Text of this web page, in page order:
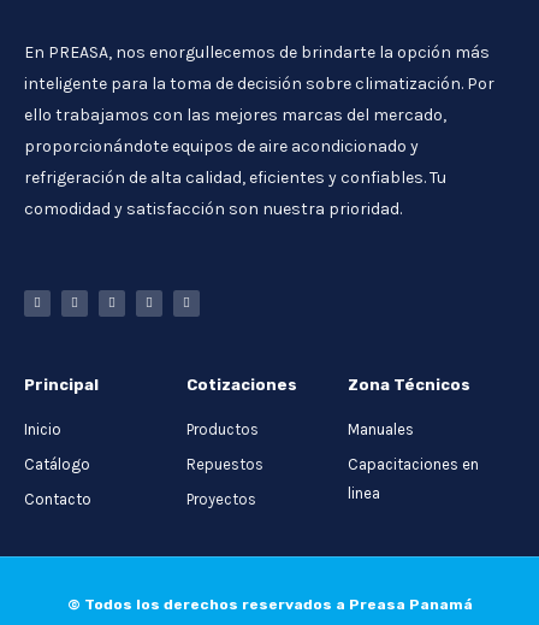
En PREASA, nos enorgullecemos de brindarte la opción más
inteligente para la toma de decisión sobre climatización. Por
ello trabajamos con las mejores marcas del mercado,
proporcionándote equipos de aire acondicionado y
refrigeración de alta calidad, eficientes y confiables. Tu
comodidad y satisfacción son nuestra prioridad.
Principal
Inicio
Catálogo
Contacto
Cotizaciones
Productos
Repuestos
Proyectos
Zona Técnicos
Manuales
Capacitaciones en
linea
© Todos los derechos reservados a Preasa Panamá